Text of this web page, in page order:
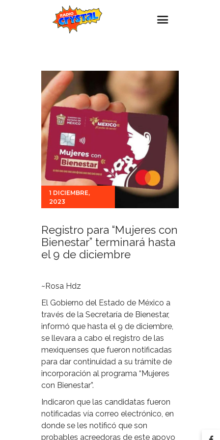
Estaciones
Eventos
Promociones
Noticias
Para ti
Contacto
1 DICIEMBRE,
2023
Registro para “Mujeres con
Bienestar” terminará hasta
el 9 de diciembre
~Rosa Hdz
El Gobierno del Estado de México a
través de la Secretaría de Bienestar,
informó que hasta el 9 de diciembre,
se llevara a cabo el registro de las
mexiquenses que fueron notificadas
para dar continuidad a su trámite de
incorporación al programa “Mujeres
con Bienestar”.
Indicaron que las candidatas fueron
notificadas vía correo electrónico, en
donde se les notificó que son
probables acreedoras de este apoyo